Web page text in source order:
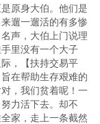
原身大伯。他们是
遛一遛活的有多惨
声，大伯上门说理
里没有一个大子
，【扶持交易平
在帮助生存艰难的
，我们贫着呢！一
力活下去。却不
家，走上一条截然